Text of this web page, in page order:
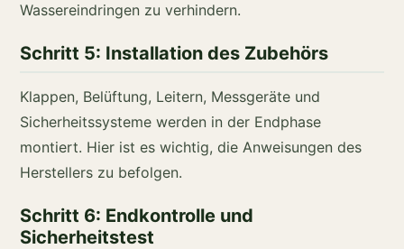
Wassereindringen zu verhindern.
Schritt 5: Installation des Zubehörs
Klappen, Belüftung, Leitern, Messgeräte und
Sicherheitssysteme werden in der Endphase
montiert. Hier ist es wichtig, die Anweisungen des
Herstellers zu befolgen.
Schritt 6: Endkontrolle und
Sicherheitstest